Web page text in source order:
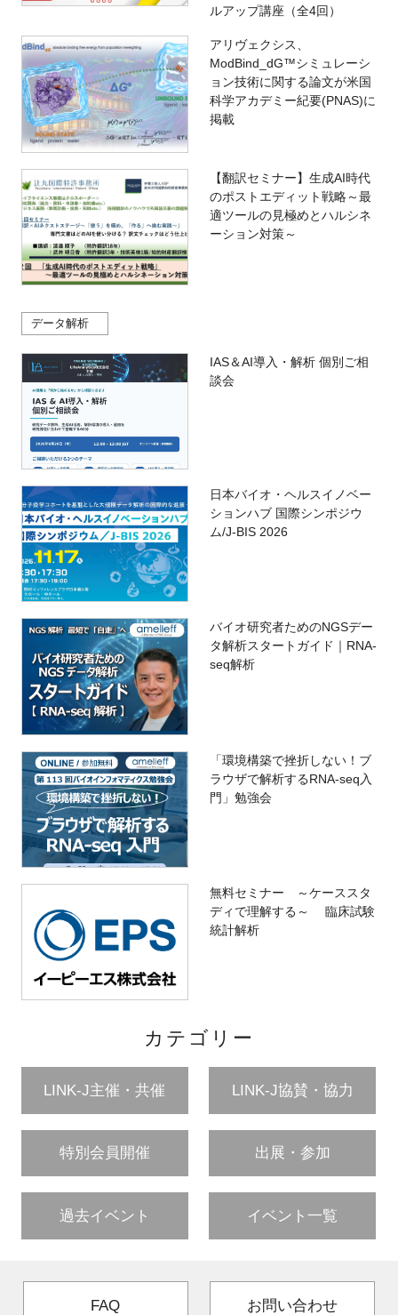
ルアップ講座（全4回）
アリヴェクシス、
ModBind_dG™シミュレーシ
ョン技術に関する論文が米国
科学アカデミー紀要(PNAS)に
掲載
【翻訳セミナー】生成AI時代
のポストエディット戦略～最
適ツールの見極めとハルシネ
ーション対策～
データ解析
IAS＆AI導入・解析 個別ご相
談会
日本バイオ・ヘルスイノベー
ションハブ 国際シンポジウ
ム/J-BIS 2026
バイオ研究者ためのNGSデー
タ解析スタートガイド｜RNA-
seq解析
「環境構築で挫折しない！ブ
ラウザで解析するRNA-seq入
門」勉強会
無料セミナー ～ケーススタ
ディで理解する～ 臨床試験
統計解析
カテゴリー
LINK-J主催・共催 LINK-J協賛・協力
特別会員開催 出展・参加
過去イベント イベント一覧
FAQ お問い合わせ